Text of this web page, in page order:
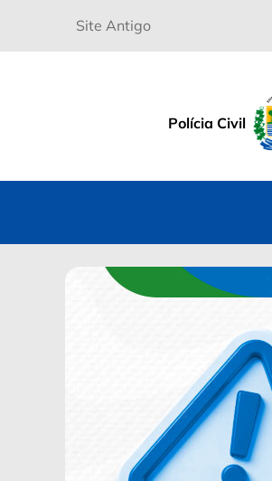
Site Antigo
Polícia Civil